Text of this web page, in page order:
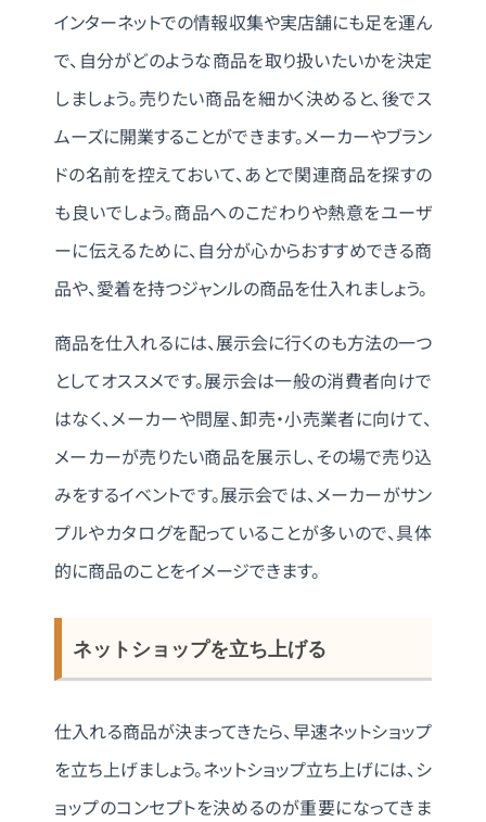
インターネットでの情報収集や実店舗にも足を運ん
で、自分がどのような商品を取り扱いたいかを決定
しましょう。売りたい商品を細かく決めると、後でス
ムーズに開業することができます。メーカーやブラン
ドの名前を控えておいて、あとで関連商品を探すの
も良いでしょう。商品へのこだわりや熱意をユーザ
ーに伝えるために、自分が心からおすすめできる商
品や、愛着を持つジャンルの商品を仕入れましょう。
商品を仕入れるには、展示会に行くのも方法の一つ
としてオススメです。展示会は一般の消費者向けで
はなく、メーカーや問屋、卸売・小売業者に向けて、
メーカーが売りたい商品を展示し、その場で売り込
みをするイベントです。展示会では、メーカーがサン
プルやカタログを配っていることが多いので、具体
的に商品のことをイメージできます。
ネットショップを立ち上げる
仕入れる商品が決まってきたら、早速ネットショップ
を立ち上げましょう。ネットショップ立ち上げには、シ
ョップのコンセプトを決めるのが重要になってきま